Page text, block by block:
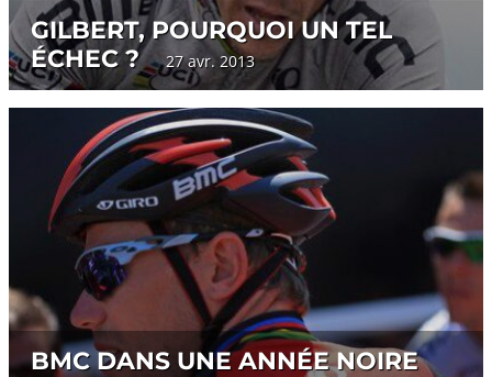
GILBERT, POURQUOI UN TEL
ÉCHEC ?
27 avr. 2013
BMC DANS UNE ANNÉE NOIRE